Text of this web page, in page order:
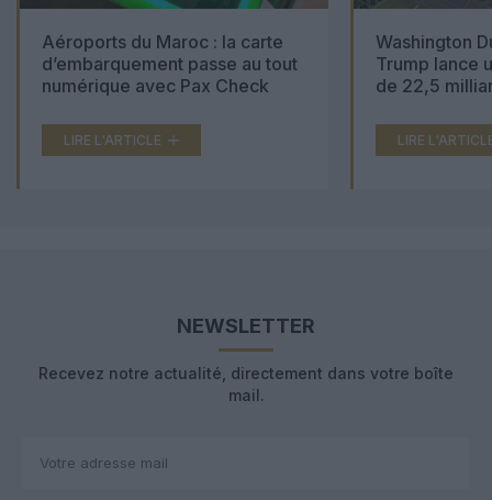
Aéroports du Maroc : la carte
d’embarquement passe au tout
numérique avec Pax Check
LIRE L'ARTICLE
Washington
Trump lance
de 22,5
LIRE
NEWSLETTER
Recevez notre actualité, directement dans votre boîte
mail.